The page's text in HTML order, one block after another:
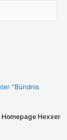
Homepage Hexxer